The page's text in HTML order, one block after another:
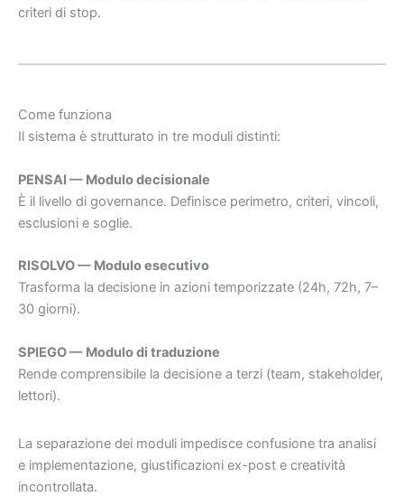
criteri di stop.
Come funziona
Il sistema è strutturato in tre moduli distinti:
PENSAI — Modulo decisionale
È il livello di governance. Definisce perimetro, criteri, vincoli,
esclusioni e soglie.
RISOLVO — Modulo esecutivo
Trasforma la decisione in azioni temporizzate (24h, 72h, 7–
30 giorni).
SPIEGO — Modulo di traduzione
Rende comprensibile la decisione a terzi (team, stakeholder,
lettori).
La separazione dei moduli impedisce confusione tra analisi
e implementazione, giustificazioni ex-post e creatività
incontrollata.